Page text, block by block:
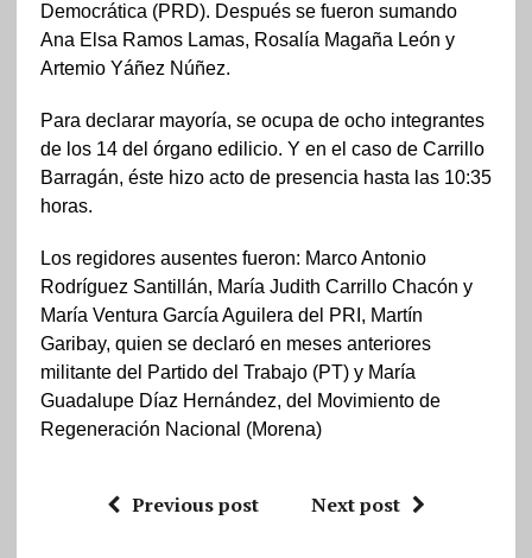
Democrática (PRD). Después se fueron sumando
Ana Elsa Ramos Lamas, Rosalía Magaña León y
Artemio Yáñez Núñez.
Para declarar mayoría, se ocupa de ocho integrantes
de los 14 del órgano edilicio. Y en el caso de Carrillo
Barragán, éste hizo acto de presencia hasta las 10:35
horas.
Los regidores ausentes fueron: Marco Antonio
Rodríguez Santillán, María Judith Carrillo Chacón y
María Ventura García Aguilera del PRI, Martín
Garibay, quien se declaró en meses anteriores
militante del Partido del Trabajo (PT) y María
Guadalupe Díaz Hernández, del Movimiento de
Regeneración Nacional (Morena)
Previous post Next post